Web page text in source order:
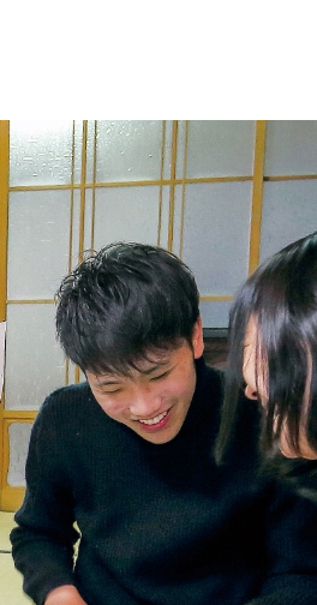
研究・地域連携 附属
よる認証評価